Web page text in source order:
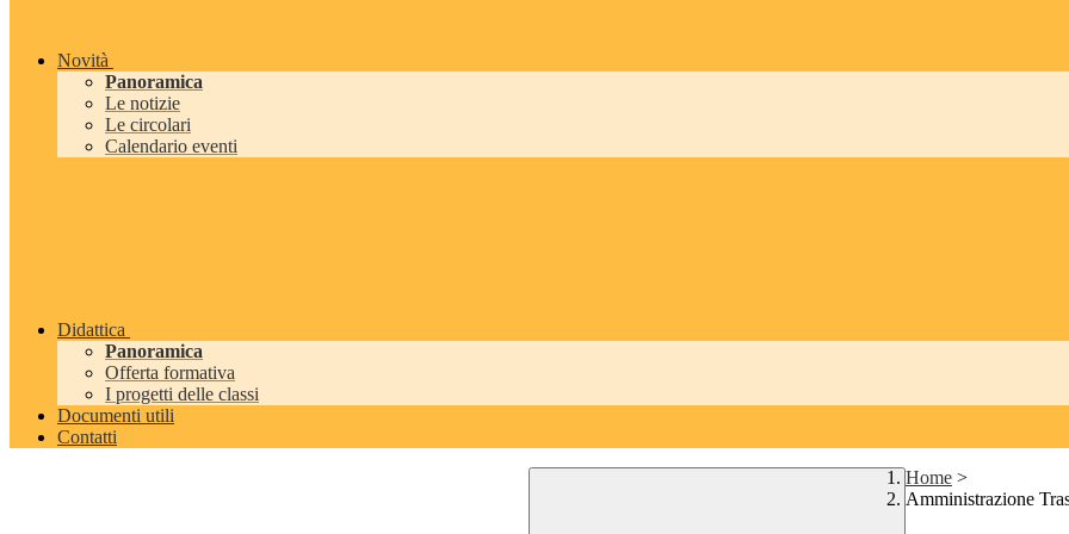
Novità
Panoramica
Le notizie
Le circolari
Calendario eventi
Didattica
Panoramica
Offerta formativa
I progetti delle classi
Documenti utili
Contatti
Home >
Amministrazione